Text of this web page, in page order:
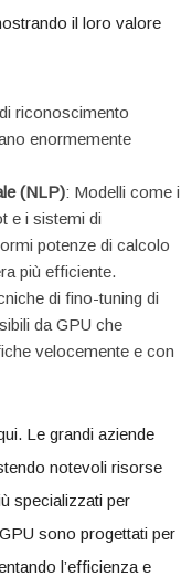
il loro valore
riconoscimento‍
enormemente
(NLP): ‌Modelli‍ come i
e i sistemi ​di
potenze di calcolo
più efficiente.
di ‍fino-tuning di
da GPU che
velocemente ⁣e con
‍Le⁤ grandi aziende
notevoli risorse
specializzati per
sono progettati per
l’efficienza e